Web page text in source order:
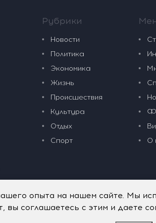
Рубрики
Новости
Политика
Экономика
Жизнь
Происшествия
Культура
Отдых
Спорт
О
опыта на нашем сайте. Мы
вы соглашаетесь с этим и даете